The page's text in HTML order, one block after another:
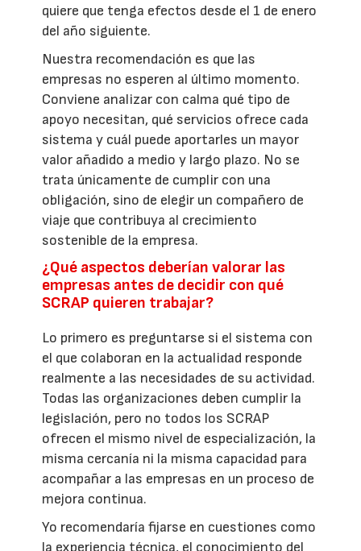
quiere que tenga efectos desde el 1 de enero
del año siguiente.
Nuestra recomendación es que las
empresas no esperen al último momento.
Conviene analizar con calma qué tipo de
apoyo necesitan, qué servicios ofrece cada
sistema y cuál puede aportarles un mayor
valor añadido a medio y largo plazo. No se
trata únicamente de cumplir con una
obligación, sino de elegir un compañero de
viaje que contribuya al crecimiento
sostenible de la empresa.
¿Qué aspectos deberían valorar las
empresas antes de decidir con qué
SCRAP quieren trabajar?
Lo primero es preguntarse si el sistema con
el que colaboran en la actualidad responde
realmente a las necesidades de su actividad.
Todas las organizaciones deben cumplir la
legislación, pero no todos los SCRAP
ofrecen el mismo nivel de especialización, la
misma cercanía ni la misma capacidad para
acompañar a las empresas en un proceso de
mejora continua.
Yo recomendaría fijarse en cuestiones como
la experiencia técnica, el conocimiento del